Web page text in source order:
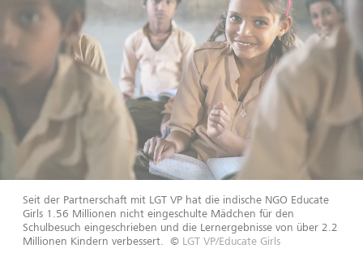
Seit der Partnerschaft mit LGT VP hat die indische NGO Educate
Girls 1.56 Millionen nicht eingeschulte Mädchen für den
Schulbesuch eingeschrieben und die Lernergebnisse von über 2.2
Millionen Kindern verbessert. © LGT VP/Educate Girls